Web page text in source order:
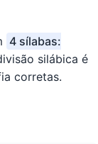
4 sílabas:
silábica é
corretas.